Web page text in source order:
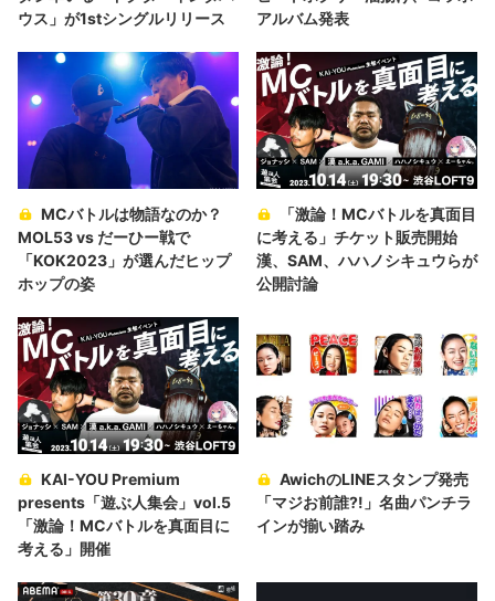
ウス」が1stシングルリリース
アルバム発表
MCバトルは物語なのか？
MOL53 vs だーひー戦で
「KOK2023」が選んだヒップ
ホップの姿
「激論！MCバトルを真面目
に考える」チケット販売開始
漢、SAM、ハハノシキュウらが
公開討論
KAI-YOU Premium
presents「遊ぶ人集会」vol.5
「激論！MCバトルを真面目に
考える」開催
AwichのLINEスタンプ発売
「マジお前誰?!」名曲パンチラ
インが揃い踏み